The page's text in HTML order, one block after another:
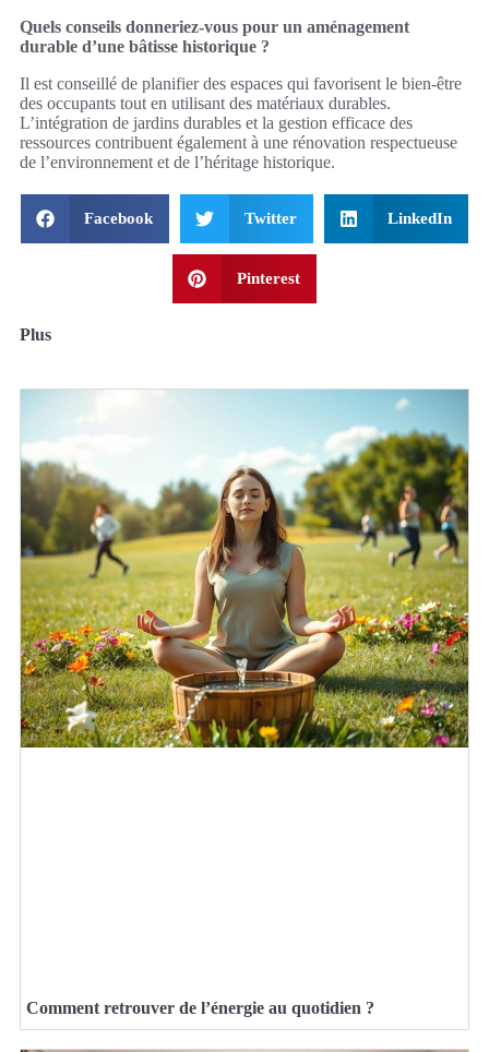
Quels conseils donneriez-vous pour un aménagement
durable d’une bâtisse historique ?
Il est conseillé de planifier des espaces qui favorisent le bien-être
des occupants tout en utilisant des matériaux durables.
L’intégration de jardins durables et la gestion efficace des
ressources contribuent également à une rénovation respectueuse
de l’environnement et de l’héritage historique.
Facebook Twitter LinkedIn
Pinterest
Plus
Comment retrouver de l’énergie au quotidien ?